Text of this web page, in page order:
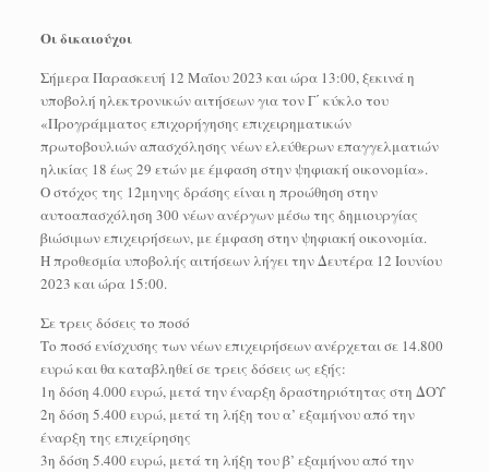
Οι δικαιούχοι
Σήμερα Παρασκευή 12 Μαΐου 2023 και ώρα 13:00, ξεκινά η
υποβολή ηλεκτρονικών αιτήσεων για τον Γ΄ κύκλο του
«Προγράμματος επιχορήγησης επιχειρηματικών
πρωτοβουλιών απασχόλησης νέων ελεύθερων επαγγελματιών
ηλικίας 18 έως 29 ετών με έμφαση στην ψηφιακή οικονομία».
Ο στόχος της 12μηνης δράσης είναι η προώθηση στην
αυτοαπασχόληση 300 νέων ανέργων μέσω της δημιουργίας
βιώσιμων επιχειρήσεων, με έμφαση στην ψηφιακή οικονομία.
Η προθεσμία υποβολής αιτήσεων λήγει την Δευτέρα 12 Ιουνίου
2023 και ώρα 15:00.
Σε τρεις δόσεις το ποσό
Το ποσό ενίσχυσης των νέων επιχειρήσεων ανέρχεται σε 14.800
ευρώ και θα καταβληθεί σε τρεις δόσεις ως εξής:
1η δόση 4.000 ευρώ, μετά την έναρξη δραστηριότητας στη ΔΟΥ
2η δόση 5.400 ευρώ, μετά τη λήξη του α’ εξαμήνου από την
έναρξη της επιχείρησης
3η δόση 5.400 ευρώ, μετά τη λήξη του β’ εξαμήνου από την